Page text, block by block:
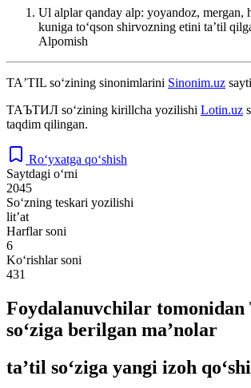
Ul alplar qanday alp: yoyandoz, mergan,
kuniga toʻqson shirvozning etini taʼtil
Alpomish
TAʼTIL so‘zining sinonimlarini Sinonim.uz
ТАЪТИЛ so‘zining kirillcha yozilishi Lotin.uz
taqdim qilingan.
Ro‘yxatga qo‘shish
Saytdagi o‘rni
2045
So‘zning teskari yozilishi
litʼat
Harflar soni
6
Ko‘rishlar soni
431
Foydalanuvchilar tomonidan
so‘ziga berilgan ma’nolar
taʼtil so‘ziga yangi izoh